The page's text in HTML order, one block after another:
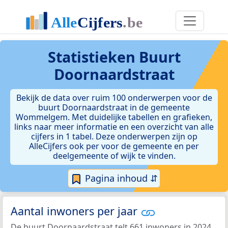
Statistieken Buurt
Doornaardstraat
Bekijk de data over ruim 100 onderwerpen voor de
buurt Doornaardstraat in de gemeente
Wommelgem. Met duidelijke tabellen en grafieken,
links naar meer informatie en een overzicht van alle
cijfers in 1 tabel. Deze onderwerpen zijn op
AlleCijfers ook per voor de gemeente en per
deelgemeente of wijk te vinden.
Pagina inhoud ⇵
Aantal inwoners per jaar